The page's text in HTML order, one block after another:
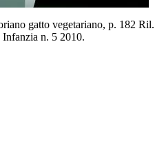
gatto vegetariano, p. 182 Ril.
n. 5 2010.